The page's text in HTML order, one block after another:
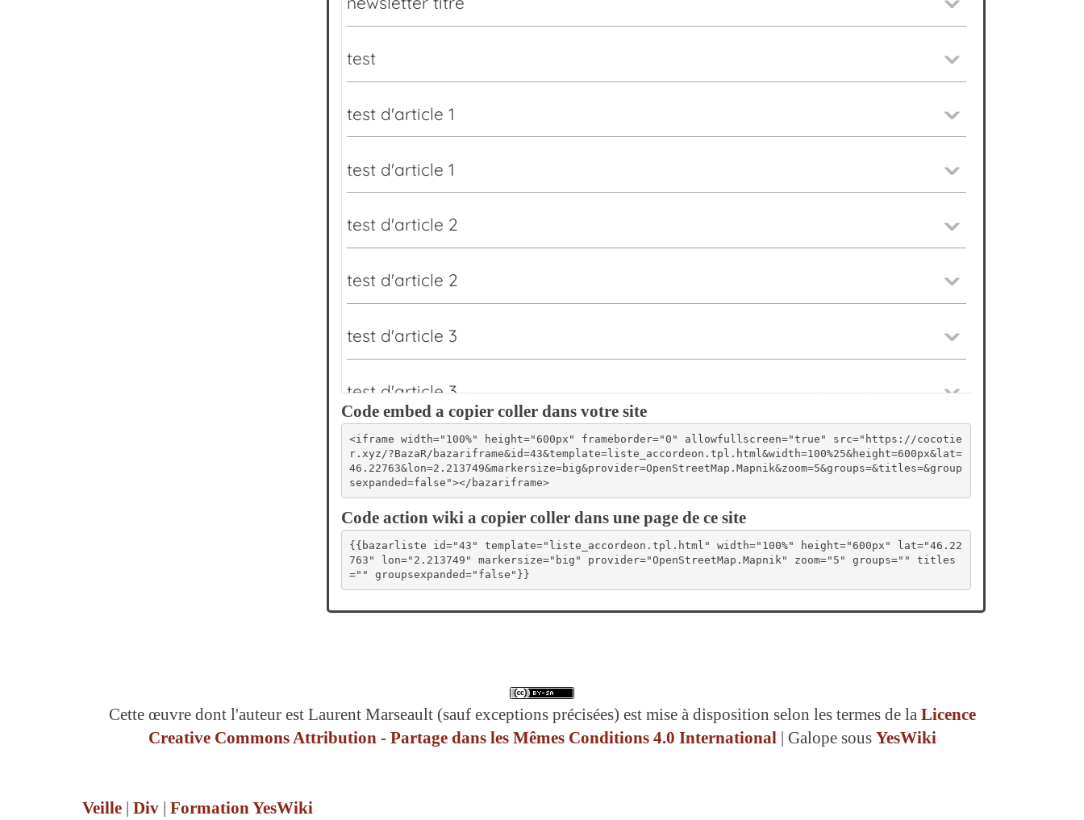
Code embed a copier coller dans votre site
<iframe width="100%" height="600px" frameborder="0" allowfullscreen="true" src="https://cocotie
r.xyz/?BazaR/bazariframe&id=43&template=liste_accordeon.tpl.html&width=100%25&height=600px&lat=
46.22763&lon=2.213749&markersize=big&provider=OpenStreetMap.Mapnik&zoom=5&groups=&titles=&group
sexpanded=false"></bazariframe>
Code action wiki a copier coller dans une page de ce site
{{bazarliste id="43" template="liste_accordeon.tpl.html" width="100%" height="600px" lat="46.22
763" lon="2.213749" markersize="big" provider="OpenStreetMap.Mapnik" zoom="5" groups="" titles
="" groupsexpanded="false"}}
Cette œuvre dont l'auteur est Laurent Marseault (sauf exceptions précisées) est mise à disposition selon les termes de la Licence
Creative Commons Attribution - Partage dans les Mêmes Conditions 4.0 International| Galope sous YesWiki
Veille | Div | Formation YesWiki